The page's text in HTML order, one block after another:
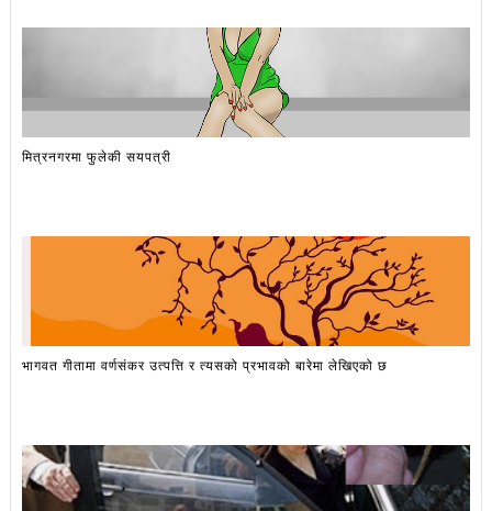
मित्रनगरमा फुलेकी सयपत्री
भागवत गीतामा वर्णसंकर उत्पत्ति र त्यसको प्रभावको बारेमा लेखिएको छ